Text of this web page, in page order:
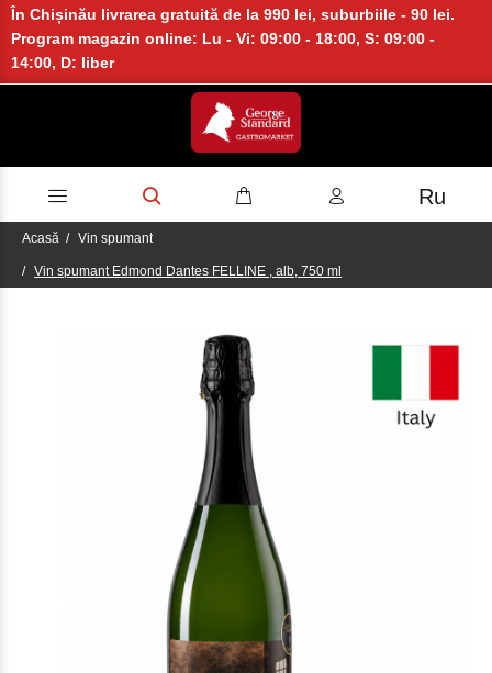
În Chișinău livrarea gratuită de la 990 lei, suburbiile - 90 lei.
Program magazin online: Lu - Vi: 09:00 - 18:00, S: 09:00 -
14:00, D: liber
Ru
Acasă Vin spumant
Vin spumant Edmond Dantes FELLINE , alb, 750 ml